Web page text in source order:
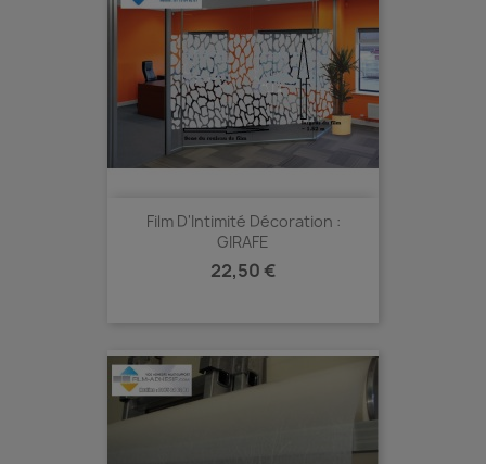
Film D'Intimité Décoration :
GIRAFE
Prix
22,50 €